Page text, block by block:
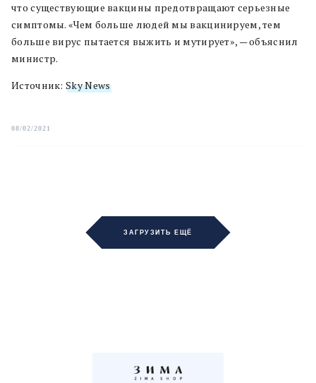
что существующие вакцины предотвращают серьезные
симптомы. «Чем больше людей мы вакцинируем, тем
больше вирус пытается выжить и мутирует», — объяснил
министр.
Источник: Sky News
08/02/2021
ЗАГРУЗИТЬ ЕЩЁ